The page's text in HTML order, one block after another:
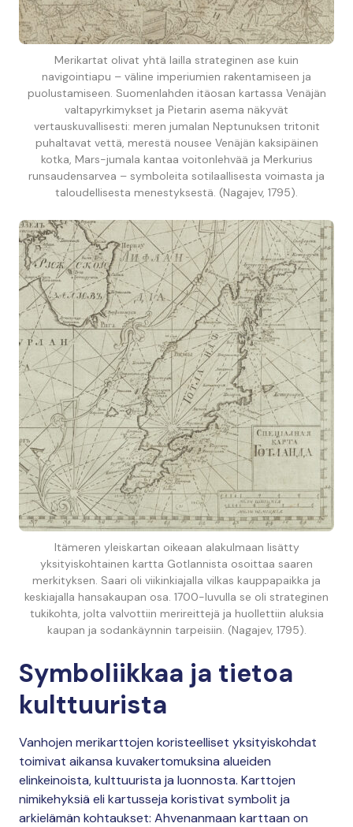
Merikartat olivat yhtä lailla strateginen ase kuin
navigointiapu – väline imperiumien rakentamiseen ja
puolustamiseen. Suomenlahden itäosan kartassa Venäjän
valtapyrkimykset ja Pietarin asema näkyvät
vertauskuvallisesti: meren jumalan Neptunuksen tritonit
puhaltavat vettä, merestä nousee Venäjän kaksipäinen
kotka, Mars-jumala kantaa voitonlehvää ja Merkurius
runsaudensarvea – symboleita sotilaallisesta voimasta ja
taloudellisesta menestyksestä. (Nagajev, 1795).
Itämeren yleiskartan oikeaan alakulmaan lisätty
yksityiskohtainen kartta Gotlannista osoittaa saaren
merkityksen. Saari oli viikinkiajalla vilkas kauppapaikka ja
keskiajalla hansakaupan osa. 1700-luvulla se oli strateginen
tukikohta, jolta valvottiin merireittejä ja huollettiin aluksia
kaupan ja sodankäynnin tarpeisiin. (Nagajev, 1795).
Symboliikkaa ja tietoa
kulttuurista
Vanhojen merikarttojen koristeelliset yksityiskohdat
toimivat aikansa kuvakertomuksina alueiden
elinkeinoista, kulttuurista ja luonnosta. Karttojen
nimikehyksiä eli kartusseja koristivat symbolit ja
arkielämän kohtaukset: Ahvenanmaan karttaan on